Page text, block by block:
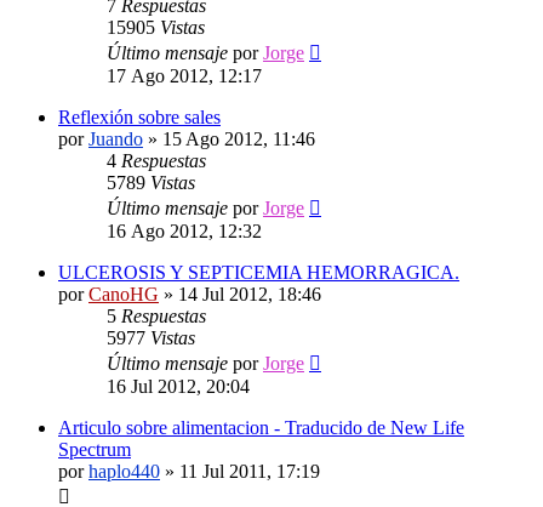
7 Respuestas
15905 Vistas
Último mensaje porJorge
17 Ago 2012, 12:17
Reflexión sobre sales
porJuando » 15 Ago 2012, 11:46
4 Respuestas
5789 Vistas
Último mensaje porJorge
16 Ago 2012, 12:32
ULCEROSIS Y SEPTICEMIA HEMORRAGICA.
porCanoHG » 14 Jul 2012, 18:46
5 Respuestas
5977 Vistas
Último mensaje porJorge
16 Jul 2012, 20:04
Articulo sobre alimentacion - Traducido de New Life
Spectrum
porhaplo440 » 11 Jul 2011, 17:19